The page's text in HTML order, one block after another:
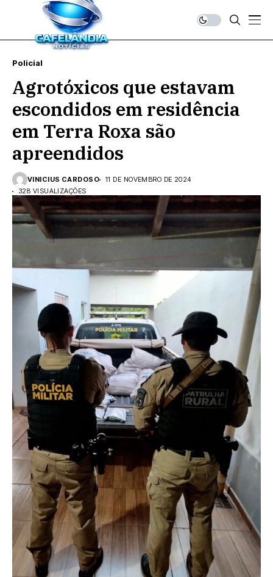
Policial
Agrotóxicos que estavam
escondidos em residência
em Terra Roxa são
apreendidos
VINICIUS CARDOSO
11 DE NOVEMBRO DE 2024
328 VISUALIZAÇÕES